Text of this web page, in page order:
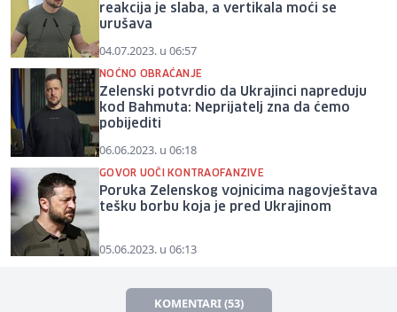
reakcija je slaba, a vertikala moći se
urušava
04.07.2023. u 06:57
NOĆNO OBRAĆANJE
Zelenski potvrdio da Ukrajinci napreduju
kod Bahmuta: Neprijatelj zna da ćemo
pobijediti
06.06.2023. u 06:18
GOVOR UOČI KONTRAOFANZIVE
Poruka Zelenskog vojnicima nagovještava
tešku borbu koja je pred Ukrajinom
05.06.2023. u 06:13
KOMENTARI (53)